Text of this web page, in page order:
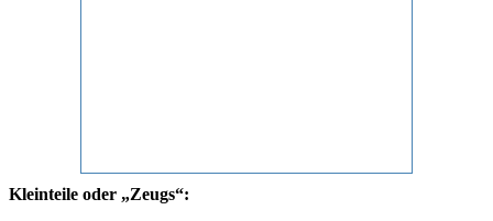
Kleinteile oder „Zeugs“: